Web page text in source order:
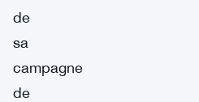
de
sa
campagne
de